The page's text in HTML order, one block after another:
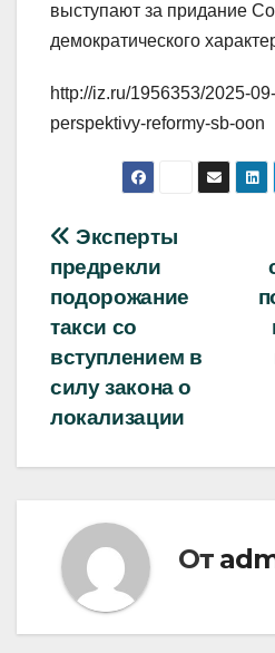
выступают за придание
демократического
http://iz.ru/1956353/2025-
perspektivy-reformy-sb-oon
Навигация
по
записям
Эксперты
предрекли
подорожание
такси со
вступлением в
силу закона о
локализации
От